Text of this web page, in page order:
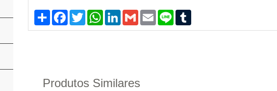
Compartilhar
Facebook
TwitterWhatsApp
LinkedIn
GmailEmailLine
Produtos Similares